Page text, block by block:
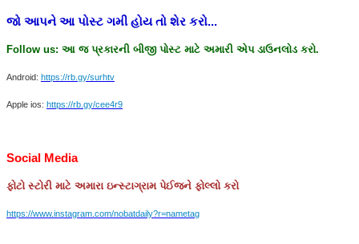
જો આપને આ પોસ્ટ ગમી હોય તો શેર કરો...
Follow us: આ જ પ્રકારની બીજી પોસ્ટ માટે અમારી એપ ડાઉનલોડ કરો.
Android: https://rb.gy/surhtv
Apple ios: https://rb.gy/cee4r9
Social Media
ફોટો સ્ટોરી માટે અમારા ઇન્સ્ટાગ્રામ પેઈજને ફોલ્લો કરો
https://www.instagram.com/nobatdaily?r=nametag